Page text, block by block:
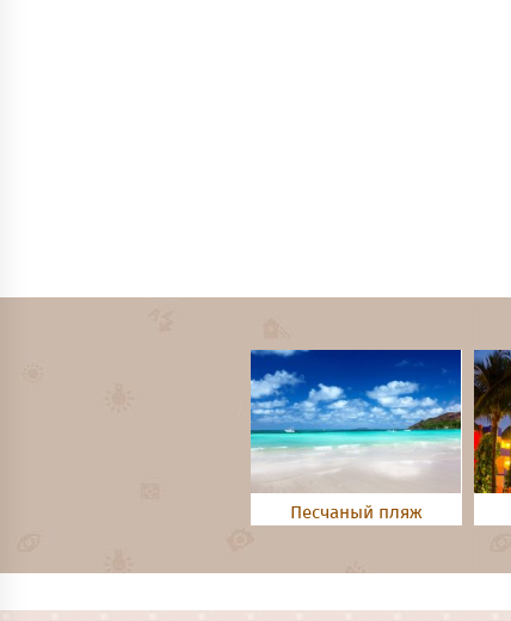
Песчаный пляж